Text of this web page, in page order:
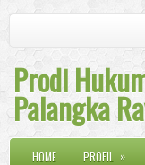
Prodi
Palangka
HOME PROFIL »